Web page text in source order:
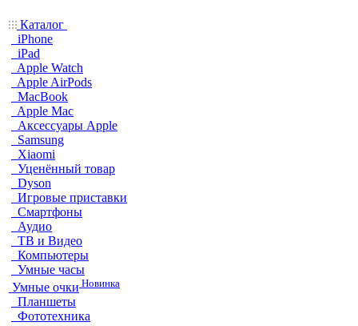
Каталог
iPhone
iPad
Apple Watch
Apple AirPods
MacBook
Apple Mac
Аксессуары Apple
Samsung
Xiaomi
Уценённый товар
Dyson
Игровые приставки
Смартфоны
Аудио
ТВ и Видео
Компьютеры
Умные часы
Умные очки Новинка
Планшеты
Фототехника